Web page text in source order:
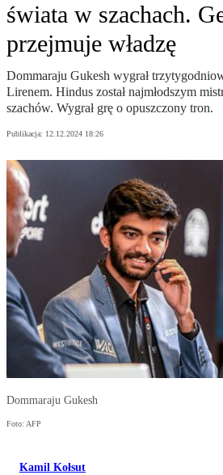
świata w szachach.
przejmuje władzę
Dommaraju Gukesh wygrał
Lirenem. Hindus został najmłodszym
szachów. Wygrał grę o opuszczony tron.
Publikacja: 12.12.2024 18:26
Dommaraju Gukesh
Foto: AFP
Kamil Kołsut